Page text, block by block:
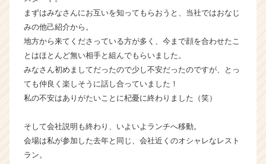
イ
の
タ
ム
ラ
イ
|
ベ
まずはみなさんにお互いを知ってもらおうと、当社ではおなじ
みの他己紹介から。
地方から来てくださっている方が多く、今まで顔を合わせたこ
とはほとんど無い相手と組んでもらいました。
みなさん初めましてだったので少し不安だったのですが、とっ
ても仲良く楽しそうに話し合っていました！
私の不安はありがたいことに杞憂に終わりました（笑）
そして会社説明も終わり、いよいよランチへ移動。
会場は私が参加した去年と同じ、会社近くのオシャレなレスト
ラン。